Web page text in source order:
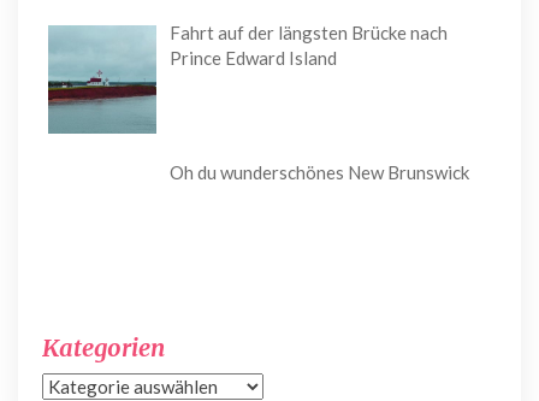
Fahrt auf der längsten Brücke nach
Prince Edward Island
Oh du wunderschönes New Brunswick
Kategorien
Kategorien